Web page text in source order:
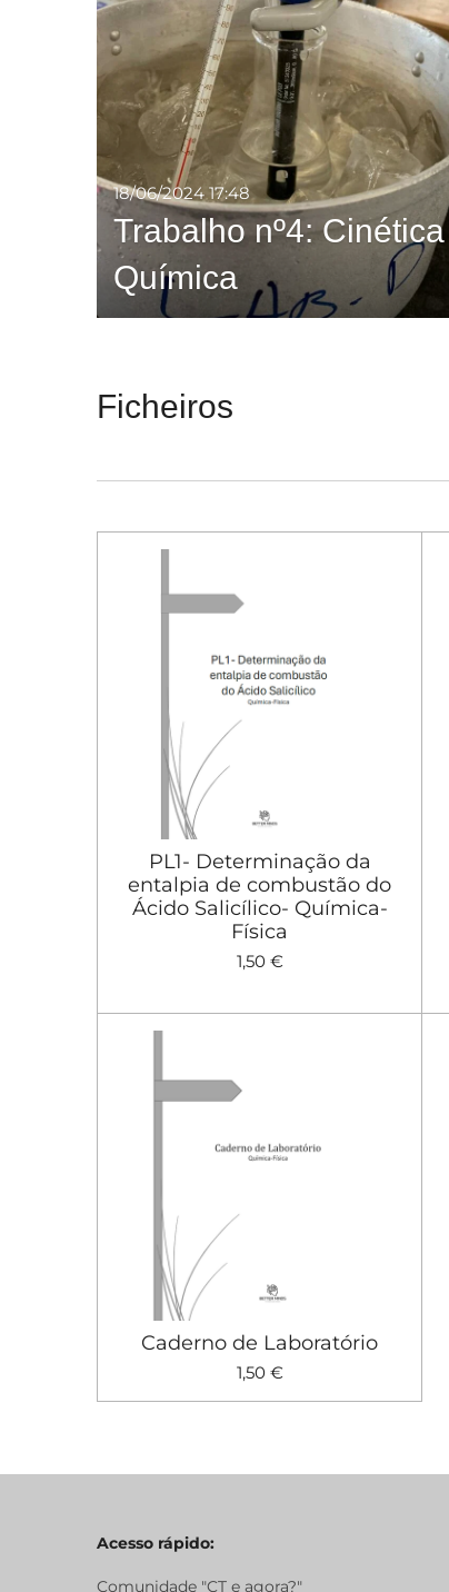
Trabalho nº4: Cinética
Química
18/06/2024 17:48
Ficheiros
PL1- Determinação da
entalpia de combustão do
Ácido Salicílico- Química-
Física
1,50 €
Caderno de Laboratório
1,50 €
Acesso rápido:
Comunidade "CT e agora?"